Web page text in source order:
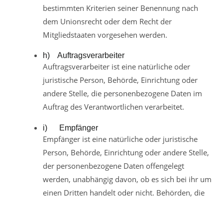
bestimmten Kriterien seiner Benennung nach
dem Unionsrecht oder dem Recht der
Mitgliedstaaten vorgesehen werden.
h) Auftragsverarbeiter
Auftragsverarbeiter ist eine natürliche oder
juristische Person, Behörde, Einrichtung oder
andere Stelle, die personenbezogene Daten im
Auftrag des Verantwortlichen verarbeitet.
i) Empfänger
Empfänger ist eine natürliche oder juristische
Person, Behörde, Einrichtung oder andere Stelle,
der personenbezogene Daten offengelegt
werden, unabhängig davon, ob es sich bei ihr um
einen Dritten handelt oder nicht. Behörden, die